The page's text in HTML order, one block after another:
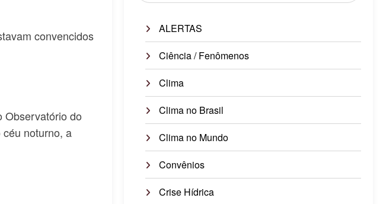
convencidos
Observatório do
noturno, a
ALERTAS
Ciência / Fenômenos
Clima
Clima no Brasil
Clima no Mundo
Convênios
Crise Hídrica